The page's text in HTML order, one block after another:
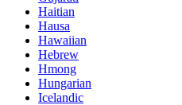
Haitian
Hausa
Hawaiian
Hebrew
Hmong
Hungarian
Icelandic